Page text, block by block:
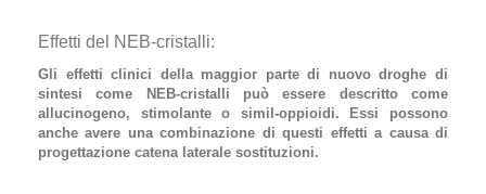
Effetti del NEB-cristalli:
Gli effetti clinici della maggior parte di nuovodroghe di
sintesi come NEB-cristalli può essere descritto come
allucinogeno, stimolante o simil-oppioidi. Essi possono
anche avere una combinazione di questi effetti a causa di
progettazione catena laterale sostituzioni.